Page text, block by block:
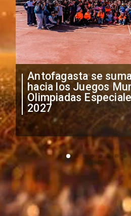
"Falta de
anuncia medidas
irregular de
extranjeros